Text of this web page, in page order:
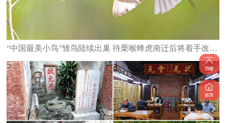
“中国最美小鸟”雏鸟陆续出巢 待栗喉蜂虎南迁后将着手改造栖息地